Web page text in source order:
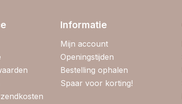
Informatie
Mijn account
Openingstijden
Bestelling ophalen
Spaar voor korting!